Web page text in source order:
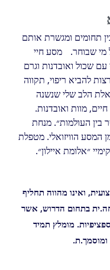
תחומים ומגשרת אותם
מי שבוחר. מסע חיי
עם שכול ואובדנות וגרם
להביא ריפוי, תקווה
הלב שלי שנשנה
מוות ואובדנות.
העולמות״. מנחת
המסע הוויזואלי. מטפלת
״אלומת איילון״.
ואינו מהווה תחליף
בתחום הדרוש, אשר
מומלץ תמיד